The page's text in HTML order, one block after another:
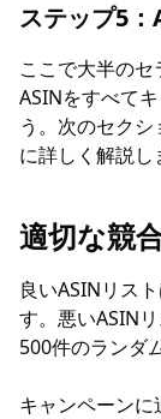
ステップ5
ここで大半の
ASINをすべて
う。次のセク
に詳しく解説し
適切な競
良いASINリス
す。悪いASIN
500件のランダ
キャンペーン